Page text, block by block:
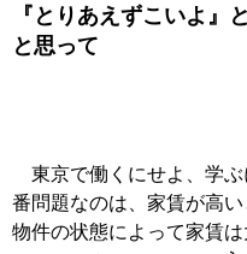
『とりあえずこいよ』
と思って
東京で働くにせよ、学ぶ
番問題なのは、家賃が高
物件の状態によって家賃